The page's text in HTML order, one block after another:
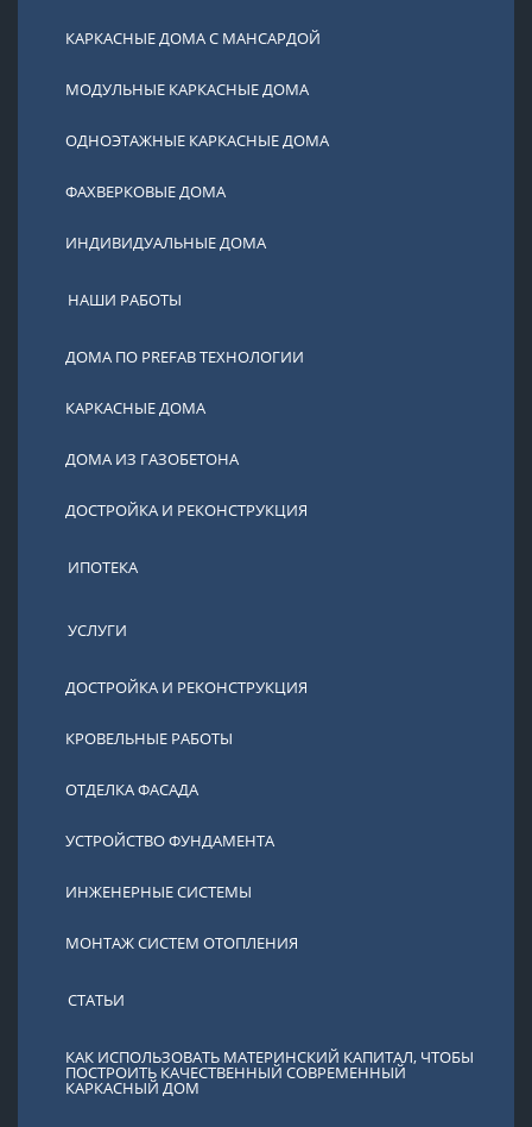
КАРКАСНЫЕ ДОМА С МАНСАРДОЙ
МОДУЛЬНЫЕ КАРКАСНЫЕ ДОМА
ОДНОЭТАЖНЫЕ КАРКАСНЫЕ ДОМА
ФАХВЕРКОВЫЕ ДОМА
ИНДИВИДУАЛЬНЫЕ ДОМА
НАШИ РАБОТЫ
ДОМА ПО PREFAB ТЕХНОЛОГИИ
КАРКАСНЫЕ ДОМА
ДОМА ИЗ ГАЗОБЕТОНА
ДОСТРОЙКА И РЕКОНСТРУКЦИЯ
ИПОТЕКА
УСЛУГИ
ДОСТРОЙКА И РЕКОНСТРУКЦИЯ
КРОВЕЛЬНЫЕ РАБОТЫ
ОТДЕЛКА ФАСАДА
УСТРОЙСТВО ФУНДАМЕНТА
ИНЖЕНЕРНЫЕ СИСТЕМЫ
МОНТАЖ СИСТЕМ ОТОПЛЕНИЯ
СТАТЬИ
КАК ИСПОЛЬЗОВАТЬ МАТЕРИНСКИЙ КАПИТАЛ, ЧТОБЫ
ПОСТРОИТЬ КАЧЕСТВЕННЫЙ СОВРЕМЕННЫЙ
КАРКАСНЫЙ ДОМ